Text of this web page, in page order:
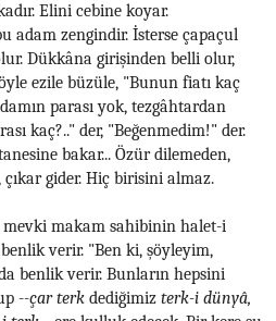
Elini cebine koyar.
adam zengindir. İsterse çapaçul
Dükkâna girişinden belli olur,
ezile büzüle, "Bunun fiatı kaç
parası yok, tezgâhtardan
kaç?.." der, "Beğenmedim!" der.
bakar... Özür dilemeden,
gider. Hiç birisini almaz.
makam sahibinin halet-i
verir. "Ben ki, şöyleyim,
benlik verir. Bunların hepsini
--çar terk dediğimiz terk-i dünyâ,